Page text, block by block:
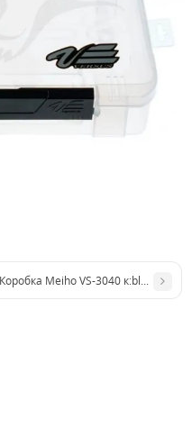
Коробка Meiho VS-3040 к:black